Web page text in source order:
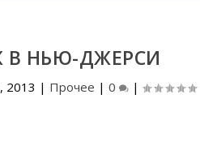
В НЬЮ-ДЖЕРСИ
2013 | Прочее | 0 |